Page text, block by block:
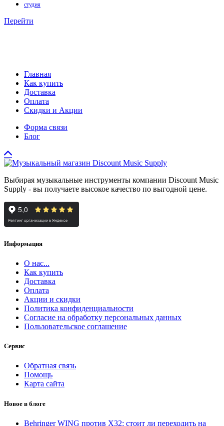
студия
Перейти
Главная
Как купить
Доставка
Оплата
Скидки и Акции
Форма связи
Блог
Выбирая музыкальные инструменты компании Discount Music
Supply - вы получаете высокое качество по выгодной цене.
Информация
О нас...
Как купить
Доставка
Оплата
Акции и скидки
Политика конфиденциальности
Согласие на обработку персональных данных
Пользовательское соглашение
Сервис
Обратная связь
Помощь
Карта сайта
Новое в блоге
Behringer WING против X32: стоит ли переходить на